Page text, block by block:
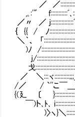
／ ／
,｡:'" f:::::::::::ﾞ､
／〃 ／ j:::::::::::::::ﾞ
｛ {{ / ﾉ
＼｀、 「
)ﾉ /
j/
戈
／ ＼:::ヾ
/／ / `''こ￣＿
{(廴 〔
￣)ト､ﾄ､
)〉ヽ}＼